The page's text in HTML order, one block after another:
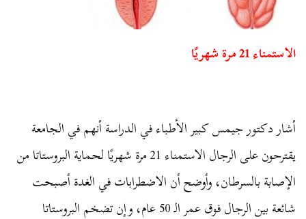
الاستمناء 21 مرة شهريًا
أشار دكتور جيمس كبير الأطباء في الدراسة أنهم في الجامعة
يقترحون على الرجال الاستمناء 21 مرة شهريًا لحماية البروستاتا من
الإصابة بالسرطان، وأوضح أن الاضطرابات في الغدة أصبحت
شائعة بين الرجال فوق عمر الـ 50 عام، وإن تضخم البروستاتا